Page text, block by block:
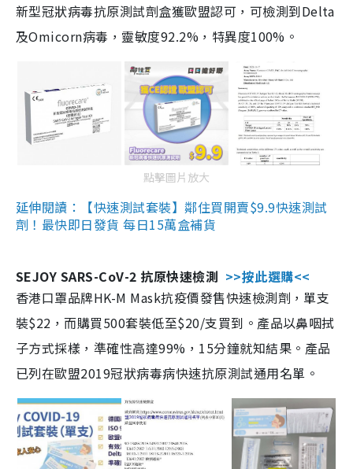
新型冠狀病毒抗原測試劑盒獲歐盟認可，可檢測到Delta
及Omicorn病毒，靈敏度92.2%，特異度100%。
點擊圖片放大
延伸閱讀：【快速測試套裝】鄰住買開賣$9.9快速測試
劑！最快即日發貨 每日15萬盒補貨
SEJOY SARS-CoV-2 抗原快速檢測 >>按此選購<<
香港口罩品牌HK-M Mask抗疫價發售快速檢測劑，單支
裝$22，而購買500套裝低至$20/支買到。產品以鼻咽拭
子方式採樣，準確性高達99%，15分鐘就知結果。產品
已列在歐盟2019冠狀病毒病快速抗原測試通用名單。